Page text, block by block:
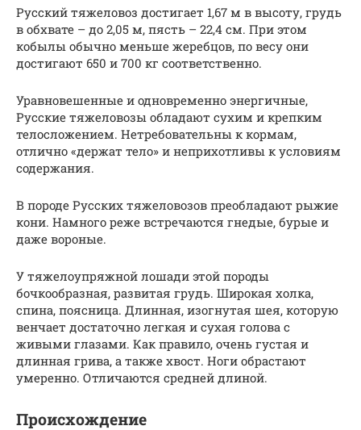
Русский тяжеловоз достигает 1,67 м в высоту, грудь
в обхвате – до 2,05 м, пясть – 22,4 см. При этом
кобылы обычно меньше жеребцов, по весу они
достигают 650 и 700 кг соответственно.
Уравновешенные и одновременно энергичные,
Русские тяжеловозы обладают сухим и крепким
телосложением. Нетребовательны к кормам,
отлично «держат тело» и неприхотливы к условиям
содержания.
В породе Русских тяжеловозов преобладают рыжие
кони. Намного реже встречаются гнедые, бурые и
даже вороные.
У тяжелоупряжной лошади этой породы
бочкообразная, развитая грудь. Широкая холка,
спина, поясница. Длинная, изогнутая шея, которую
венчает достаточно легкая и сухая голова с
живыми глазами. Как правило, очень густая и
длинная грива, а также хвост. Ноги обрастают
умеренно. Отличаются средней длиной.
Происхождение